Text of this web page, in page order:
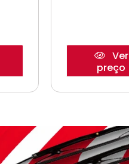
Ver
preço